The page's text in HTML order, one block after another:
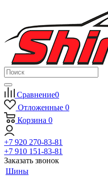
Сравнение0
Отложенные 0
Корзина 0
+7 920 270-83-81
+7 910 151-83-81
Заказать звонок
Шины